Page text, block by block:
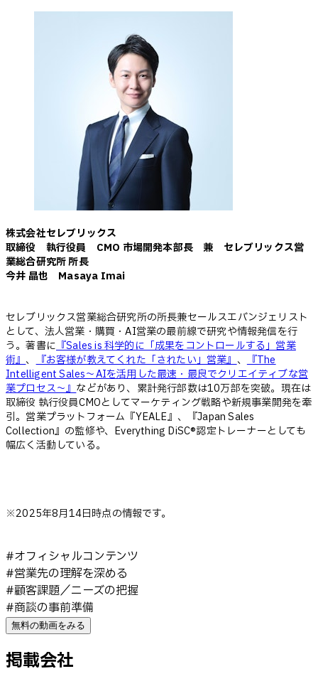
株式会社セレブリックス
取締役 執行役員 CMO 市場開発本部長 兼 セレブリックス営
業総合研究所 所長
今井 晶也 Masaya Imai
セレブリックス営業総合研究所の所長兼セールスエバンジェリスト
として、法人営業・購買・AI営業の最前線で研究や情報発信を行
う。著書に 『Sales is 科学的に「成果をコントロールする」営業
術』 、 『お客様が教えてくれた「されたい」営業』 、
『The
Intelligent Sales～AIを活用した最速・最良でクリエイティブな営
業プロセス～』 などがあり、累計発行部数は10万部を突破。現在は
取締役 執行役員CMOとしてマーケティング戦略や新規事業開発を牽
引。営業プラットフォーム『YEALE』、『Japan Sales
Collection』の監修や、Everything DiSC®認定トレーナーとしても
幅広く活動している。
※2025年8月14日時点の情報です。
#オフィシャルコンテンツ
#営業先の理解を深める
#顧客課題／ニーズの把握
#商談の事前準備
無料の動画をみる
掲載会社